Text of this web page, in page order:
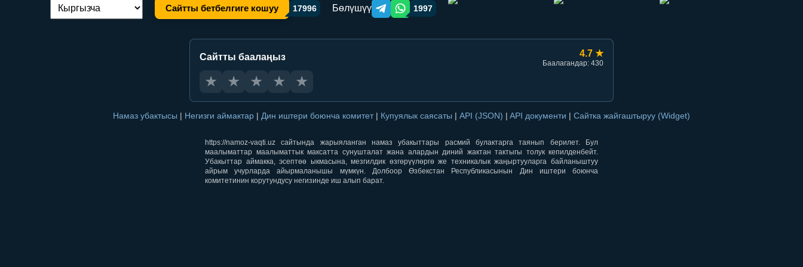
Тилди алмаштыруу: Сайтты бетбелгиге кошуу 17996 Бөлүшүү Telegram orqali ulashish
WhatsApp orqali ulashish
1997
Сайтты баалаңыз 4.7 ★
Баалагандар: 430
★ ★ ★ ★ ★
Намаз убактысы | Негизги аймактар | Дин иштери боюнча комитет | Купуялык саясаты | API (JSON) | API документи | Сайтка жайгаштыруу (Widget)
https://namoz-vaqti.uz сайтында жарыяланган намаз убакыттары расмий булактарга таянып берилет. Бул
маалыматтар маалыматтык максатта сунушталат жана алардын диний жактан тактыгы толук кепилденбейт.
Убакыттар аймакка, эсептөө ыкмасына, мезгилдик өзгөрүүлөргө же техникалык жаңыртууларга байланыштуу
айрым учурларда айырмаланышы мүмкүн. Долбоор Өзбекстан Республикасынын Дин иштери боюнча
комитетинин корутундусу негизинде иш алып барат.